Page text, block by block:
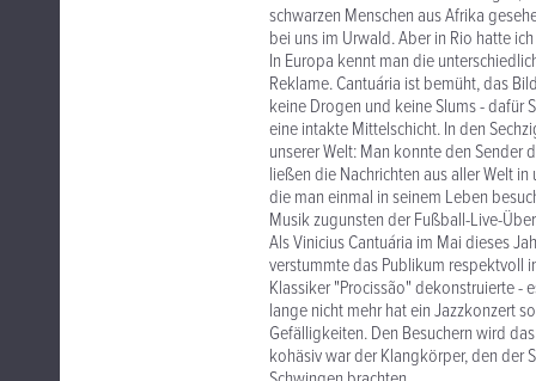
schwarzen Menschen aus Afrika
bei uns im Urwald. Aber in Rio hatte
In Europa kennt man die
Reklame. Cantuária ist bemüht, das
keine Drogen und keine Slums - dafür
eine intakte Mittelschicht. In den
unserer Welt: Man konnte den Sender
ließen die Nachrichten aus aller Welt
die man einmal in seinem Leben
Musik zugunsten der Fußball-Live-
Als Vinicius Cantuária im Mai dieses
verstummte das Publikum respektvoll
Klassiker "Procissão" dekonstruierte -
lange nicht mehr hat ein Jazzkonzert
Gefälligkeiten. Den Besuchern wird
kohäsiv war der Klangkörper, den der